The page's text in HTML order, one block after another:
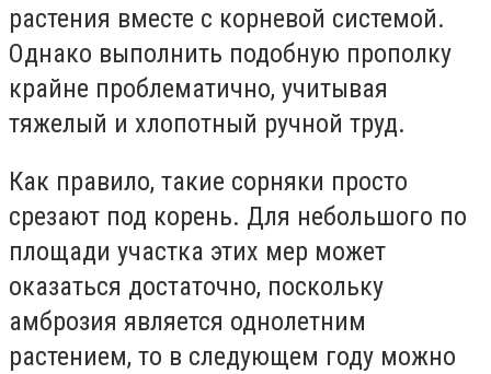
растения вместе с корневой системой.
Однако выполнить подобную прополку
крайне проблематично, учитывая
тяжелый и хлопотный ручной труд.
Как правило, такие сорняки просто
срезают под корень. Для небольшого по
площади участка этих мер может
оказаться достаточно, поскольку
амброзия является однолетним
растением, то в следующем году можно